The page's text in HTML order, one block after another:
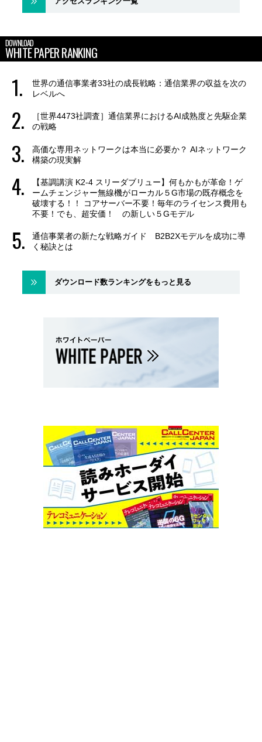
DOWNLOAD
WHITE PAPER RANKING
世界の通信事業者33社の成長戦略：通信業界の収益を次の
レベルへ
［世界4473社調査］通信業界におけるAI成熟度と先駆企業
の戦略
高価な専用ネットワークは本当に必要か？ AIネットワーク
構築の現実解
【基調講演 K2-4 スリーダブリュー】何もかもが革命！ゲ
ームチェンジャー無線機がローカル５G市場の既存概念を
破壊する！！ コアサーバー不要！毎年のライセンス費用も
不要！でも、超安価！ の新しい５Gモデル
通信事業者の新たな戦略ガイド B2B2Xモデルを成功に導
く秘訣とは
ダウンロード数ランキングをもっと見る